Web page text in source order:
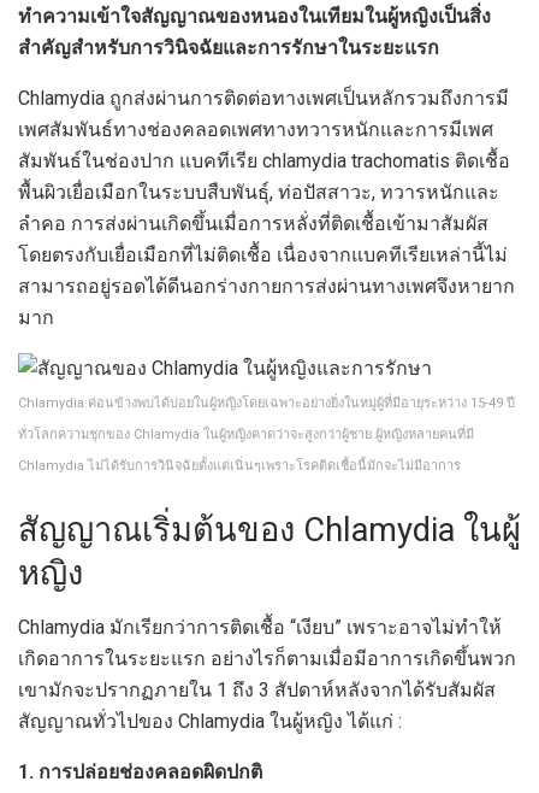
ทำความเข้าใจสัญญาณของหนองในเทียมในผู้หญิงเป็นสิ่ง
สำคัญสำหรับการวินิจฉัยและการรักษาในระยะแรก
Chlamydia ถูกส่งผ่านการติดต่อทางเพศเป็นหลักรวมถึงการมี
เพศสัมพันธ์ทางช่องคลอดเพศทางทวารหนักและการมีเพศ
สัมพันธ์ในช่องปาก แบคทีเรีย chlamydia trachomatis ติดเชื้อ
พื้นผิวเยื่อเมือกในระบบสืบพันธุ์, ท่อปัสสาวะ, ทวารหนักและ
ลำคอ การส่งผ่านเกิดขึ้นเมื่อการหลั่งที่ติดเชื้อเข้ามาสัมผัส
โดยตรงกับเยื่อเมือกที่ไม่ติดเชื้อ เนื่องจากแบคทีเรียเหล่านี้ไม่
สามารถอยู่รอดได้ดีนอกร่างกายการส่งผ่านทางเพศจึงหายาก
มาก
Chlamydia ค่อนข้างพบได้บ่อยในผู้หญิงโดยเฉพาะอย่างยิ่งในหมู่ผู้ที่มีอายุระหว่าง 15-49 ปี
ทั่วโลกความชุกของ Chlamydia ในผู้หญิงคาดว่าจะสูงกว่าผู้ชาย ผู้หญิงหลายคนที่มี
Chlamydia ไม่ได้รับการวินิจฉัยตั้งแต่เนิ่นๆเพราะโรคติดเชื้อนี้มักจะไม่มีอาการ
สัญญาณเริ่มต้นของ Chlamydia ในผู้
หญิง
Chlamydia มักเรียกว่าการติดเชื้อ “เงียบ” เพราะอาจไม่ทำให้
เกิดอาการในระยะแรก อย่างไรก็ตามเมื่อมีอาการเกิดขึ้นพวก
เขามักจะปรากฏภายใน 1 ถึง 3 สัปดาห์หลังจากได้รับสัมผัส
สัญญาณทั่วไปของ Chlamydia ในผู้หญิง ได้แก่ :
1. การปล่อยช่องคลอดผิดปกติ